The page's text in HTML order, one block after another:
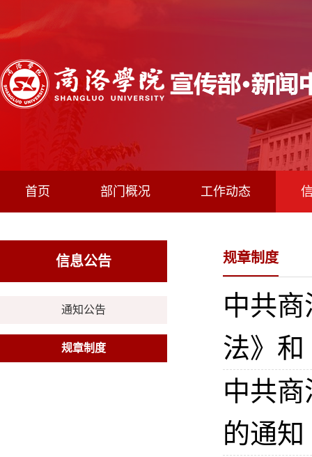
首页 部门概况 工作动态
信息公告
通知公告
规章制度
规章制度
中共
法》
中共
的通知